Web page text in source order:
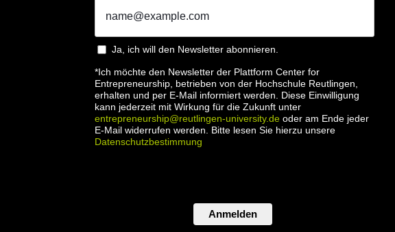
Ja, ich will den Newsletter abonnieren.
*Ich möchte den Newsletter der Plattform Center for
Entrepreneurship, betrieben von der Hochschule Reutlingen,
erhalten und per E-Mail informiert werden. Diese Einwilligung
kann jederzeit mit Wirkung für die Zukunft unter
entrepreneurship@reutlingen-university.de oder am Ende jeder
E-Mail widerrufen werden. Bitte lesen Sie hierzu unsere
Datenschutzbestimmung
Anmelden